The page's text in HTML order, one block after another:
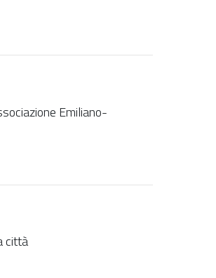
Emiliano-
città